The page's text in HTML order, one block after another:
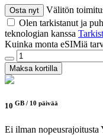
Osta nyt
Välitön
Olen tarkistanut ja
teknologian kanssa
Kuinka monta eSIMiä
Maksa kortilla
10 GB / 10 päivää
Ei ilman nopeusrajoitusta